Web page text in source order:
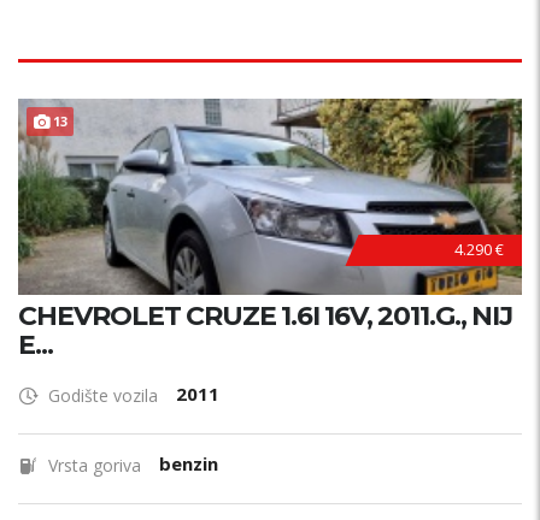
13
4.290 €
CHEVROLET CRUZE 1.6I 16V, 2011.G., NIJ
E...
Godište vozila 2011
Vrsta goriva benzin